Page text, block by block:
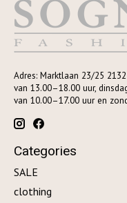
Adres: Marktlaan 23/25
van 13.00–18.00 uur,
van 10.00–17.00 uur en
Categories
SALE
clothing